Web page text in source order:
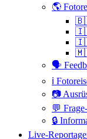
🌎
🗣
ℹ️
📷
💬
🔒
Live-